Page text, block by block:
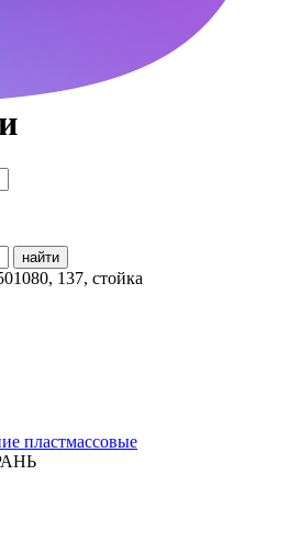
найти
, 137, стойка
пластмассовые